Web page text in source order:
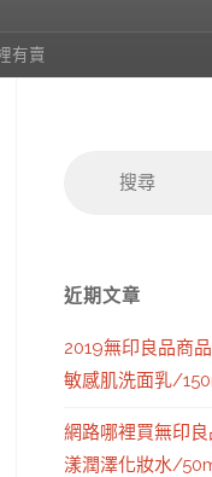
有賣
近期文章
2019無印良品商
敏感肌洗面乳/
網路哪裡買無印
漾潤澤化妝水/